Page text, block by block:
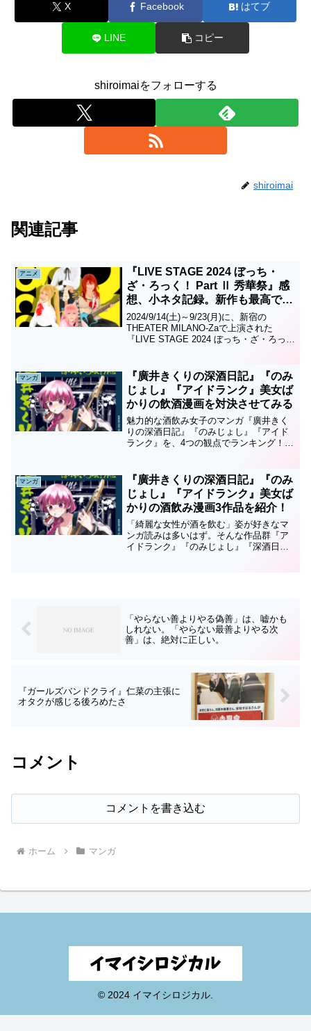
X Facebook はてブ
LINE コピー
shiroimaiをフォローする
shiroimai
関連記事
アニメ
『LIVE STAGE 2024 ぼっち・
ざ・ろっく！ Part Ⅱ 秀華祭』感
想、小ネタ記録。新作も最高でし
た
2024/9/14(土)～9/23(月)に、新宿の
THEATER MILANO-Zaで上演された
『LIVE STAGE 2024 ぼっち・ざ・ろっ
マンガ
『廣井きくりの深酒日記』『のみ
じょし』『アイドランク』美女ば
かりの飲酒漫画を対決させてみる
魅力的な酒飲み女子のマンガ『廣井きく
りの深酒日記』『のみじょし』『アイド
ランク』を、4つの観点でランキング！
マンガ
『廣井きくりの深酒日記』『のみ
じょし』『アイドランク』美女ば
かりの酒飲み漫画3作品を紹介！
「綺麗な女性が酒を飲む」姿が好きなマ
ンガ読みは多いはず。そんな作品群『ア
イドランク』『のみじょし』『深酒日
「やらない善よりやる偽善」は、嘘かも
しれない。「やらない最善よりやる次
善」は、絶対に正しい。
『ガールズバンドクライ』仁菜の主張に
オタクが感じる後ろめたさ
コメント
コメントを書き込む
ホーム マンガ
© 2024 イマイシロジカル.